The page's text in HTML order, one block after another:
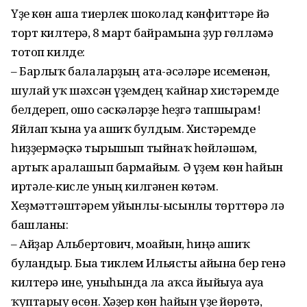
Үҙе көн аша тиерлек шоколад кән­фиттәре йә
торт килтерә, 8 март байрамына ҙур гөлләмә
тотоп килде:
– Барлыҡ балаларҙың ата-әсәләре исеменән,
шулай уҡ шәхсән үҙемдең ҡай­нар хистәремде
белдереп, ошо сәс­кәләрҙе һеҙгә тапшырам!
Яйлап ҡына уға ғашиҡ булдым. Хистәремде
һиҙҙермәҫкә тырышып тый­наҡ һөйләшәм,
артыҡ аралашып бармайым. Ә үҙем көн һайын
иртәле-кисле уның килгәнен көтәм.
Хеҙмәттәштәрем уйынлы-ысынлы төрттөрә лә
башланы:
– Айҙар Альбертович, моғайын, һиңә ғашиҡ
булғандыр. Быға тиклем Ильясты айына бер генә
килтерә ине, уныһында ла аҡса йыйыуға ғауға
ҡуптарыу өсөн. Хәҙер көн һайын үҙе йөрөтә,